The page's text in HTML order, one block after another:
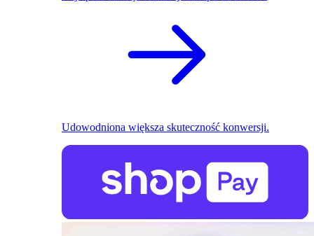
Udowodniona większa skuteczność konwersji.